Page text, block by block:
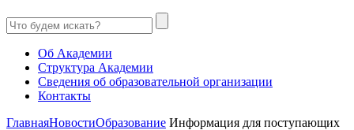
Об Академии
Структура Академии
Сведения об образовательной организации
Контакты
ГлавнаяНовостиОбразование Информация для поступающих